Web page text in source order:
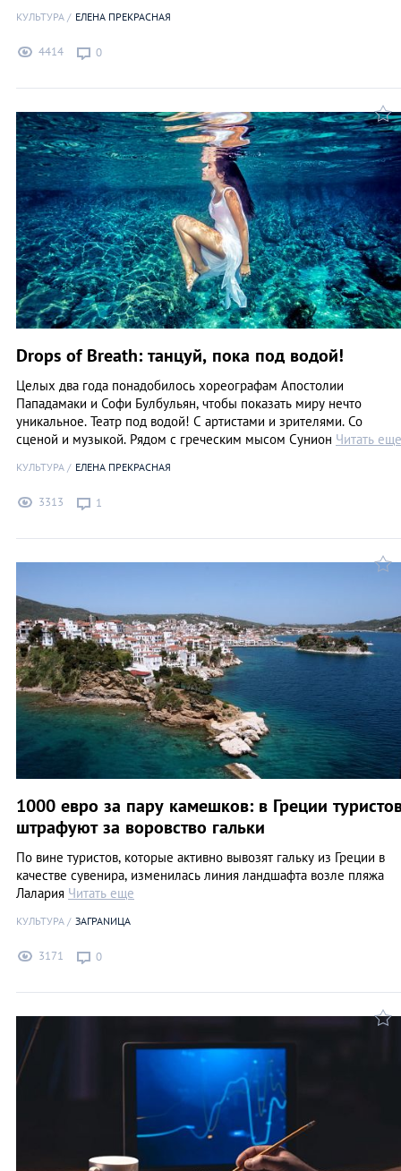
КУЛЬТУРА ЕЛЕНА ПРЕКРАСНАЯ
4414 0
Drops of Breath: танцуй, пока под водой!
Целых два года понадобилось хореографам Апостолии
Пападамаки и Софи Булбульян, чтобы показать миру нечто
уникальное. Театр под водой! С артистами и зрителями. Со
сценой и музыкой. Рядом с греческим мысом Сунион Читать еще
КУЛЬТУРА ЕЛЕНА ПРЕКРАСНАЯ
3313 1
1000 евро за пару камешков: в Греции
штрафуют за воровство гальки
По вине туристов, которые активно вывозят гальку из Греции в
качестве сувенира, изменилась линия ландшафта возле пляжа
Лалария Читать еще
КУЛЬТУРА ЗАГРАNИЦА
3171 0